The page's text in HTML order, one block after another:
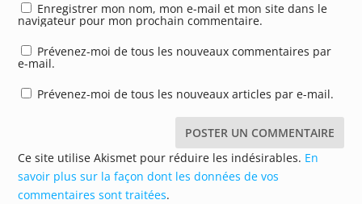
Enregistrer mon nom, mon e-mail et mon site dans le
navigateur pour mon prochain commentaire.
Prévenez-moi de tous les nouveaux commentaires par
e-mail.
Prévenez-moi de tous les nouveaux articles par e-mail.
Ce site utilise Akismet pour réduire les indésirables. En
savoir plus sur la façon dont les données de vos
commentaires sont traitées.